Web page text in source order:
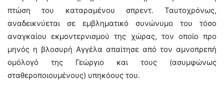
πτώση του καταραμένου σπρεντ. Ταυτοχρόνως,
αναδεικνύεται σε εμβληματικό συνώνυμο του τόσο
αναγκαίου εκμοντερνισμού της χώρας, τον οποίο προ
μηνός η βλοσυρή Αγγέλα απαίτησε από τον αμνοπρεπή
ομόλογό της Γεώργιο και τους (ασυμφώνως
σταθεροποιουμένους) υπηκόους του.